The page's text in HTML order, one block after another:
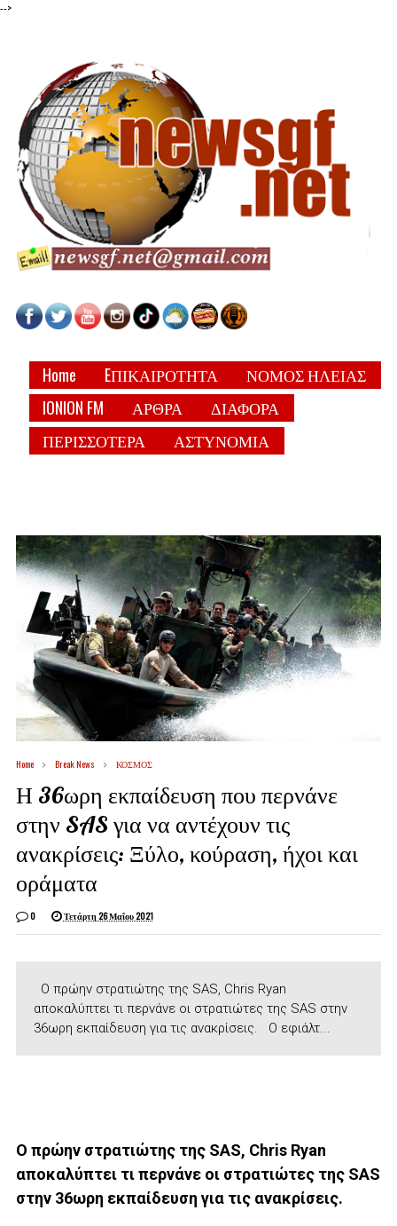
-->
Home EΠΙΚΑΙΡΟΤΗΤΑ
ΝΟΜΟΣ ΗΛΕΙΑΣ
IONION FM
ΑΡΘΡΑ
ΔΙΑΦΟΡΑ
ΠΕΡΙΣΣΟΤΕΡΑ
ΑΣΤΥΝΟΜΙΑ
Home Break News ΚΟΣΜΟΣ
Η 36ωρη εκπαίδευση που περνάνε
στην SAS για να αντέχουν τις
ανακρίσεις: Ξύλο, κούραση, ήχοι και
οράματα
0 Τετάρτη 26 Μαΐου 2021
O πρώην στρατιώτης της SAS, Chris Ryan
αποκαλύπτει τι περνάνε οι στρατιώτες της SAS στην
36ωρη εκπαίδευση για τις ανακρίσεις. Ο εφιάλτ...
O πρώην στρατιώτης της SAS, Chris Ryan
αποκαλύπτει τι περνάνε οι στρατιώτες της SAS
στην 36ωρη εκπαίδευση για τις ανακρίσεις.